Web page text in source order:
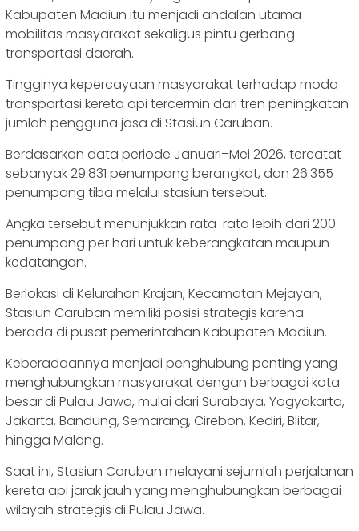
Kabupaten Madiun itu menjadi andalan utama
mobilitas masyarakat sekaligus pintu gerbang
transportasi daerah.
Tingginya kepercayaan masyarakat terhadap moda
transportasi kereta api tercermin dari tren peningkatan
jumlah pengguna jasa di Stasiun Caruban.
Berdasarkan data periode Januari–Mei 2026, tercatat
sebanyak 29.831 penumpang berangkat, dan 26.355
penumpang tiba melalui stasiun tersebut.
Angka tersebut menunjukkan rata-rata lebih dari 200
penumpang per hari untuk keberangkatan maupun
kedatangan.
Berlokasi di Kelurahan Krajan, Kecamatan Mejayan,
Stasiun Caruban memiliki posisi strategis karena
berada di pusat pemerintahan Kabupaten Madiun.
Keberadaannya menjadi penghubung penting yang
menghubungkan masyarakat dengan berbagai kota
besar di Pulau Jawa, mulai dari Surabaya, Yogyakarta,
Jakarta, Bandung, Semarang, Cirebon, Kediri, Blitar,
hingga Malang.
Saat ini, Stasiun Caruban melayani sejumlah perjalanan
kereta api jarak jauh yang menghubungkan berbagai
wilayah strategis di Pulau Jawa.